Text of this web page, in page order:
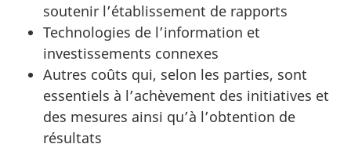
soutenir l’établissement de rapports
Technologies de l’information et
investissements connexes
Autres coûts qui, selon les parties, sont
essentiels à l’achèvement des initiatives et
des mesures ainsi qu’à l’obtention de
résultats